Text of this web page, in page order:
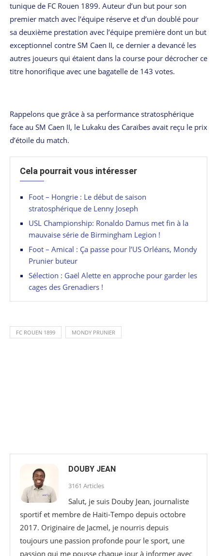
tunique de FC Rouen 1899. Auteur d’un but pour son
premier match avec l’équipe réserve et d’un doublé pour
sa deuxième prestation avec l’équipe première dont un but
exceptionnel contre SM Caen II, ce dernier a devancé les
autres joueurs qui étaient dans la course pour décrocher ce
titre honorifique avec une bagatelle de 143 votes.
Rappelons que grâce à sa performance stratosphérique
face au SM Caen II, le Lukaku des Caraïbes avait reçu le prix
d’étoile du match.
Cela pourrait vous intéresser
Foot – Hongrie : Le début de saison
stratosphérique de Lenny Joseph
USL Championship: Ronaldo Damus met fin à la
mauvaise série de Birmingham Legion !
Foot – Amical : Ça passe pour l’US Orléans, Mondy
Prunier buteur
Sélection : Gaël Alette en approche pour garder les
cages des Grenadiers !
FC ROUEN 1899 MONDY PRUNIER
DOUBY JEAN
3161 Articles
Salut, je suis Douby Jean, journaliste
sportif et membre de Haiti-Tempo depuis octobre
2017. Originaire de Jacmel, je nourris depuis
toujours une passion profonde pour le sport, une
passion qui me pousse chaque jour à informer avec